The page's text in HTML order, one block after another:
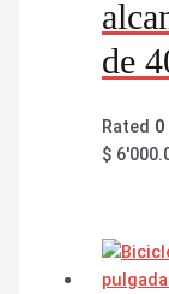
de
Rated 0
$